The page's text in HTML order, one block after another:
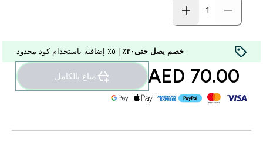
خصم يصل حتى٣٠٪
70.00 AED‎ مباع بالكامل